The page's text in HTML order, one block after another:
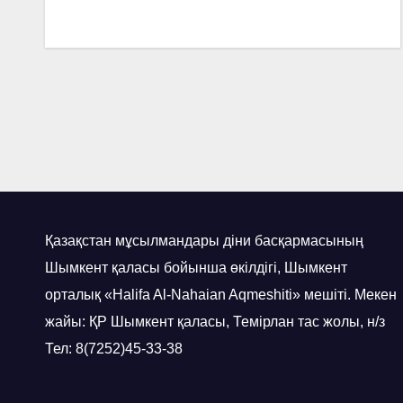
Қазақстан мұсылмандары діни басқармасының
Шымкент қаласы бойынша өкілдігі, Шымкент
орталық «Halifa Al-Nahaian Aqmeshiti» мешіті. Мекен
жайы: ҚР Шымкент қаласы, Темірлан тас жолы, н/з
Тел: 8(7252)45-33-38